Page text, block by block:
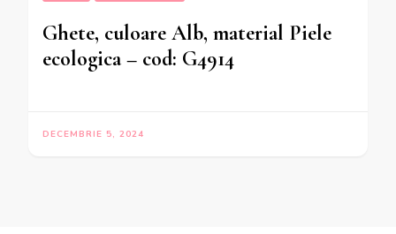
Ghete, culoare Alb, material Piele
ecologica – cod: G4914
DECEMBRIE 5, 2024